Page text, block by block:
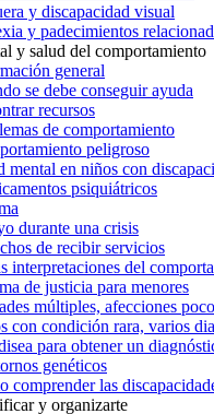
y discapacidad visual
y padecimientos
y salud del comportamiento
general
se debe conseguir ayuda
recursos
de comportamiento
peligroso
mental en niños con
psiquiátricos
durante una crisis
de recibir servicios
interpretaciones del
de justicia para menores
múltiples, afecciones
con condición rara, varios
para obtener un
genéticos
comprender las
y organizarte